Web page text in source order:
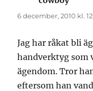
6 december, 2010 kl.
Jag har råkat bli
handverktyg som
ägendom. Tror
eftersom han